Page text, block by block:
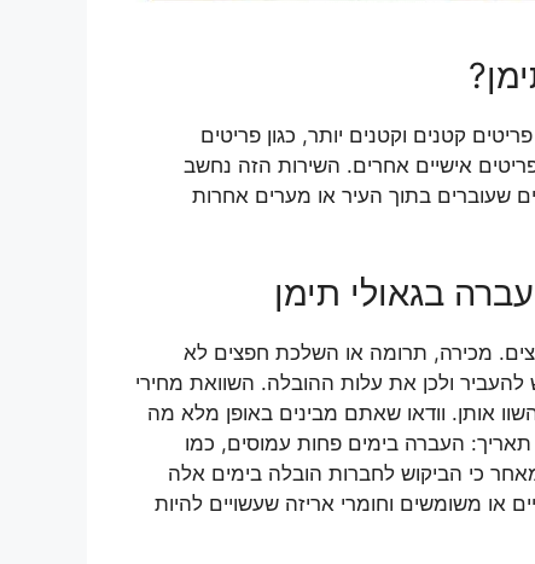
קטנים וקטנים יותר, כגון פריטים
אישיים אחרים. השירות הזה נחשב
שעוברים בתוך העיר או מערים אחרות
בגאולי תימן
מכירה, תרומה או השלכת חפצים לא
ולכן את עלות ההובלה. השוואת מחירי
אותן. וודאו שאתם מבינים באופן מלא מה
העברה בימים פחות עמוסים, כמו
כי הביקוש לחברות הובלה בימים אלה
או משומשים וחומרי אריזה שעשויים להיות